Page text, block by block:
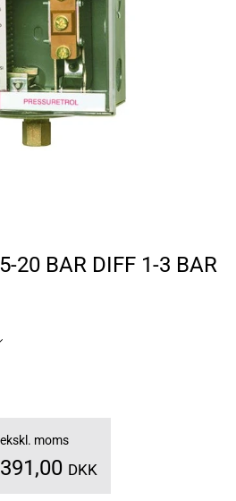
20 BAR DIFF 1-3 BAR
ekskl. moms
391,00 DKK